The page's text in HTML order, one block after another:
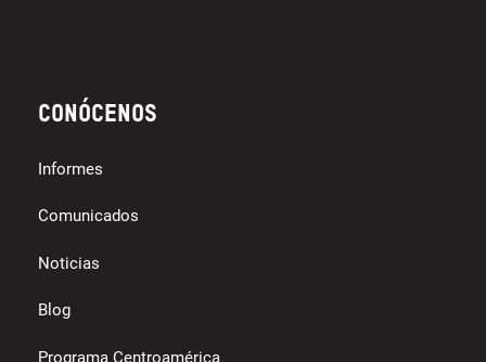
Conócenos
Informes
Comunicados
Noticias
Blog
Programa Centroamérica